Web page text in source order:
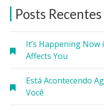
Posts Recentes
It’s Happening
Affects You
Está Acontecendo
Você